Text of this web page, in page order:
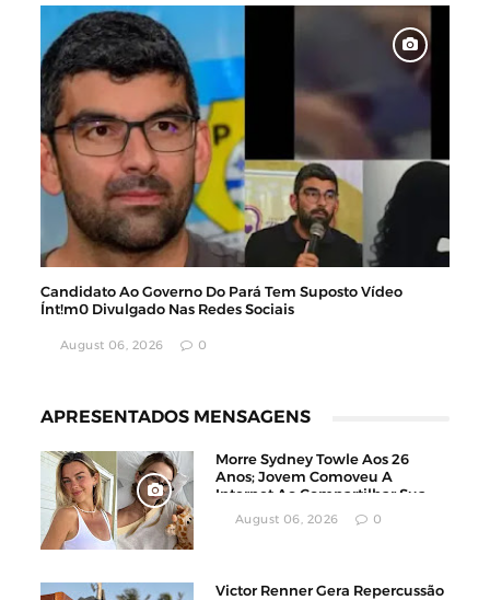
Candidato Ao Governo Do Pará Tem Suposto Vídeo
Ínt!m0 Divulgado Nas Redes Sociais
August 06, 2026 0
APRESENTADOS MENSAGENS
Morre Sydney Towle Aos 26
Anos; Jovem Comoveu A
Internet Ao Compartilhar Sua
Luta Contra O Câncer
August 06, 2026 0
Victor Renner Gera Repercussão